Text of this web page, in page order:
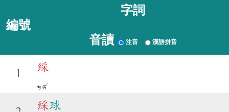
編號
字詞
音讀 注音 漢語拼音
1
綵
ㄘㄞ
ˇ
綵球